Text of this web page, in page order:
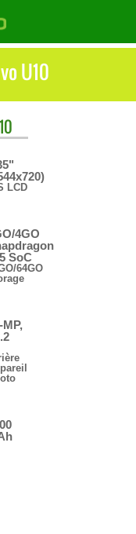
U10
LCD
4GO
SoC
64GO
MP,